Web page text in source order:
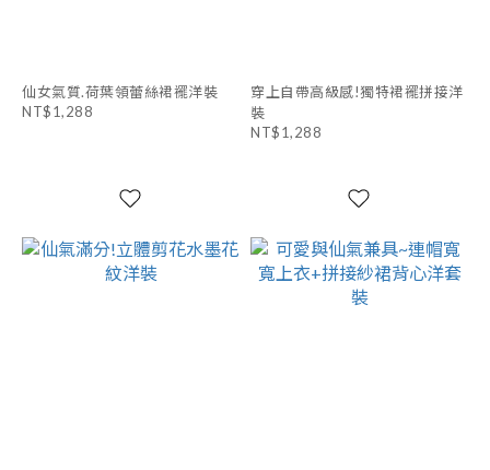
仙女氣質.荷葉領蕾絲裙襬洋裝
NT$1,288
穿上自帶高級感!獨特裙襬拼接洋
裝
NT$1,288